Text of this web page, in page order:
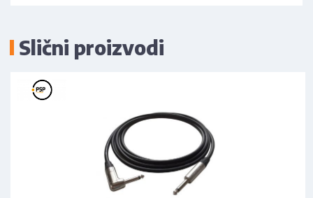
Slični proizvodi